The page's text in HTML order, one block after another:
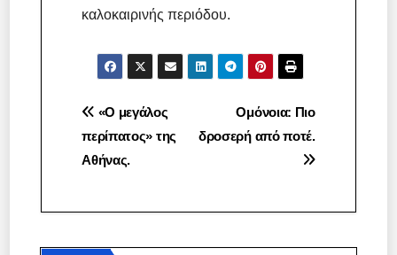
καλοκαιρινής περιόδου.
Πλοήγηση
άρθρων
Ομόνοια: Πιο
δροσερή από ποτέ.
«Ο μεγάλος
περίπατος» της
Αθήνας.